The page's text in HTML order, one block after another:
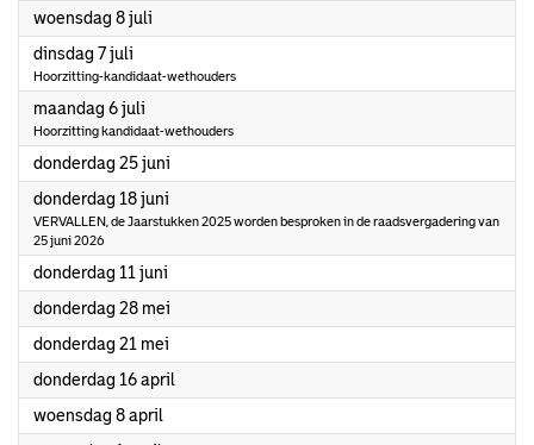
woensdag 8 juli
dinsdag 7 juli
Hoorzitting-kandidaat-wethouders
maandag 6 juli
Hoorzitting kandidaat-wethouders
donderdag 25 juni
donderdag 18 juni
VERVALLEN, de Jaarstukken 2025 worden besproken in de raadsvergadering van
25 juni 2026
donderdag 11 juni
donderdag 28 mei
donderdag 21 mei
donderdag 16 april
woensdag 8 april